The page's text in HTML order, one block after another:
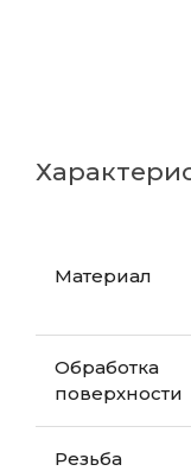
Материал
Обработка
поверхности
Резьба